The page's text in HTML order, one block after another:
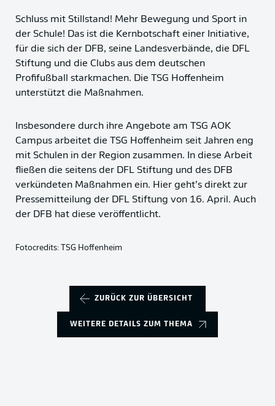
Schluss mit Stillstand! Mehr Bewegung und Sport in
der Schule! Das ist die Kernbotschaft einer Initiative,
für die sich der DFB, seine Landesverbände, die DFL
Stiftung und die Clubs aus dem deutschen
Profifußball starkmachen. Die TSG Hoffenheim
unterstützt die Maßnahmen.
Insbesondere durch ihre Angebote am TSG AOK
Campus arbeitet die TSG Hoffenheim seit Jahren eng
mit Schulen in der Region zusammen. In diese Arbeit
fließen die seitens der DFL Stiftung und des DFB
verkündeten Maßnahmen ein. Hier geht’s direkt zur
Pressemitteilung der DFL Stiftung von 16. April. Auch
der DFB hat diese veröffentlicht.
Fotocredits: TSG Hoffenheim
ZURÜCK ZUR ÜBERSICHT
WEITERE DETAILS ZUM THEMA